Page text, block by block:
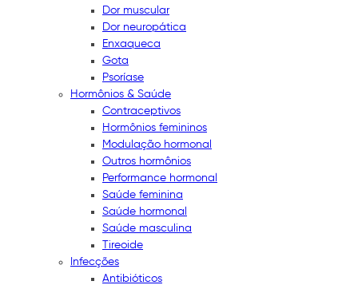
Dor muscular
Dor neuropática
Enxaqueca
Gota
Psoríase
Hormônios & Saúde
Contraceptivos
Hormônios femininos
Modulação hormonal
Outros hormônios
Performance hormonal
Saúde feminina
Saúde hormonal
Saúde masculina
Tireoide
Infecções
Antibióticos